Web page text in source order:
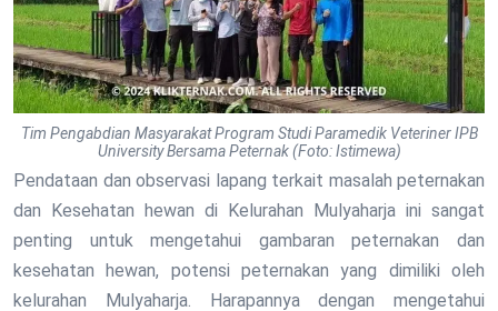
Tim Pengabdian Masyarakat Program Studi Paramedik Veteriner IPB
University Bersama Peternak (Foto: Istimewa)
Pendataan dan observasi lapang terkait masalah peternakan
dan Kesehatan hewan di Kelurahan Mulyaharja ini sangat
penting untuk mengetahui gambaran peternakan dan
kesehatan hewan, potensi peternakan yang dimiliki oleh
kelurahan Mulyaharja. Harapannya dengan mengetahui